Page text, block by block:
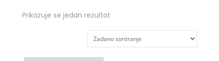
Prikazuje se jedan rezultat